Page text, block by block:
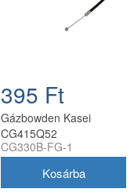
395 Ft
Gázbowden Kasei
CG415Q52
CG330B-FG-1